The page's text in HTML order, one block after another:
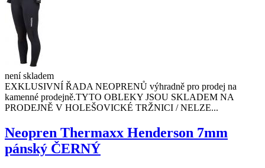
není skladem
EXKLUSIVNÍ ŘADA NEOPRENŮ výhradně pro prodej na
kamenné prodejně.TYTO OBLEKY JSOU SKLADEM NA
PRODEJNĚ V HOLEŠOVICKÉ TRŽNICI / NELZE...
Neopren Thermaxx Henderson 7mm
pánský ČERNÝ